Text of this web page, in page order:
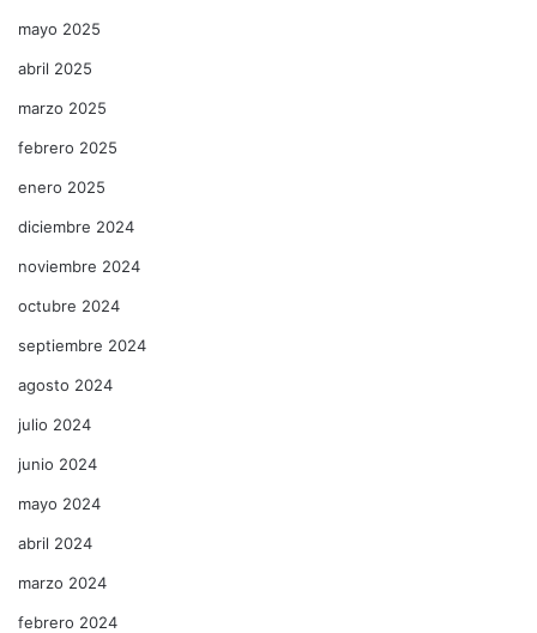
mayo 2025
abril 2025
marzo 2025
febrero 2025
enero 2025
diciembre 2024
noviembre 2024
octubre 2024
septiembre 2024
agosto 2024
julio 2024
junio 2024
mayo 2024
abril 2024
marzo 2024
febrero 2024